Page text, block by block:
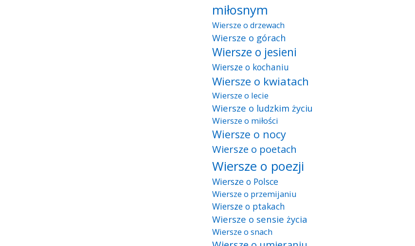
miłosnym
Wiersze o drzewach
Wiersze o górach
Wiersze o jesieni
Wiersze o kochaniu
Wiersze o kwiatach
Wiersze o lecie
Wiersze o ludzkim życiu
Wiersze o miłości
Wiersze o nocy
Wiersze o poetach
Wiersze o poezji
Wiersze o Polsce
Wiersze o przemijaniu
Wiersze o ptakach
Wiersze o sensie życia
Wiersze o snach